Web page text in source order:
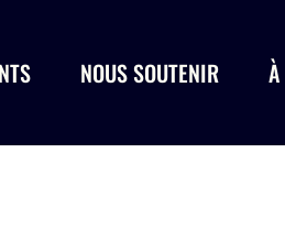
NOUS SOUTENIR